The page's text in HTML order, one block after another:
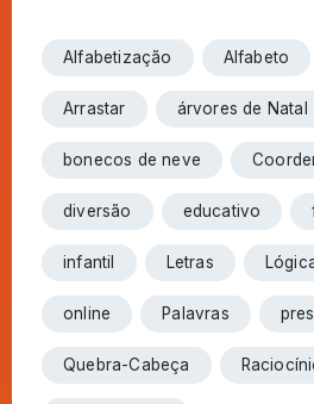
Alfabetização Alfabeto
Arrastar árvores de Natal
bonecos de neve
diversão educativo
infantil Letras
online Palavras
Quebra-Cabeça